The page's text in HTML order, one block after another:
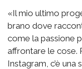
«Il mio ultimo
brano dove
come la passione
affrontare le cose.
Instagram, c’è